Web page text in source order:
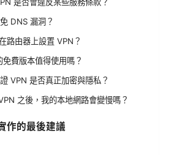
是否會違反某些服務條款？
DNS 漏洞？
路由器上設置 VPN？
費版本值得使用嗎？
VPN 是否真正加密與隱私？
之後，我的本地網路會變慢嗎？
作的最後建議